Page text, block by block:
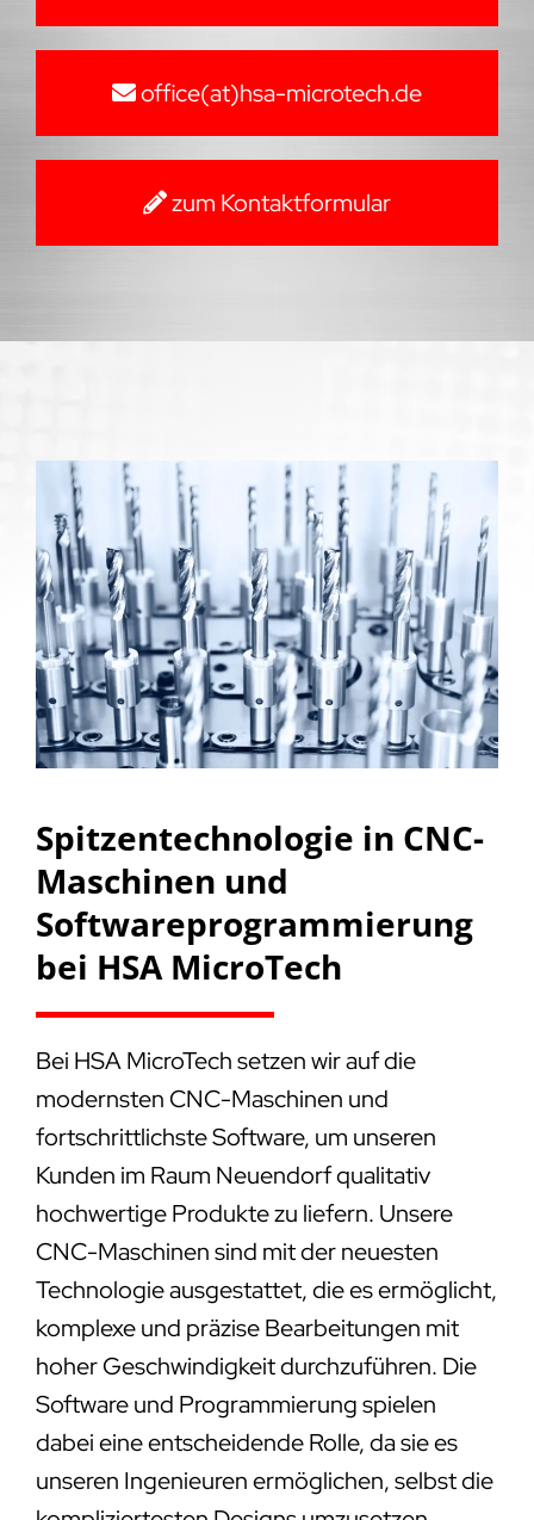
office(at)hsa-microtech.de
zum Kontaktformular
Spitzentechnologie in CNC-
Maschinen und
Softwareprogrammierung
bei HSA MicroTech
Bei HSA MicroTech setzen wir auf die
modernsten CNC-Maschinen und
fortschrittlichste Software, um unseren
Kunden im Raum Neuendorf qualitativ
hochwertige Produkte zu liefern. Unsere
CNC-Maschinen sind mit der neuesten
Technologie ausgestattet, die es ermöglicht,
komplexe und präzise Bearbeitungen mit
hoher Geschwindigkeit durchzuführen. Die
Software und Programmierung spielen
dabei eine entscheidende Rolle, da sie es
unseren Ingenieuren ermöglichen, selbst die